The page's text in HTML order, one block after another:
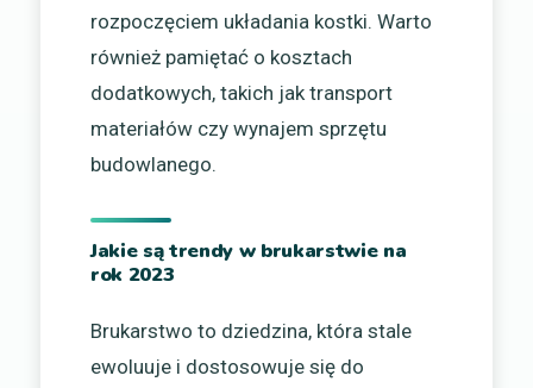
rozpoczęciem układania kostki. Warto
również pamiętać o kosztach
dodatkowych, takich jak transport
materiałów czy wynajem sprzętu
budowlanego.
Jakie są trendy w brukarstwie na
rok 2023
Brukarstwo to dziedzina, która stale
ewoluuje i dostosowuje się do